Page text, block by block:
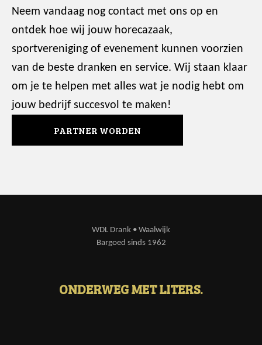
Neem vandaag nog contact met ons op en
ontdek hoe wij jouw horecazaak,
sportvereniging of evenement kunnen voorzien
van de beste dranken en service. Wij staan klaar
om je te helpen met alles wat je nodig hebt om
jouw bedrijf succesvol te maken!
PARTNER WORDEN
WDL Drank • Waalwijk
Bargoed sinds 1962
ONDERWEG MET LITERS.